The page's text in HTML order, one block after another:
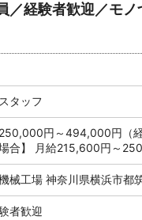
／経験者歓迎／モ
タッフ
円～494,000円（
合】 月給215,600円～
械工場 神奈川県横浜市都
者歓迎